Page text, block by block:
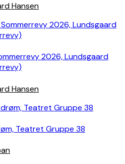
Hansen
2026, Lundsgaard
Hansen
Teatret Gruppe 38